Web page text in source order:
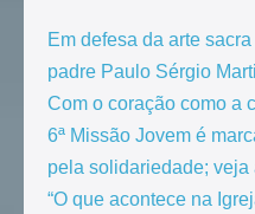
Em defesa da arte
padre Paulo Sérgio
Com o coração como a
6ª Missão Jovem é
pela solidariedade; veja
“O que acontece na